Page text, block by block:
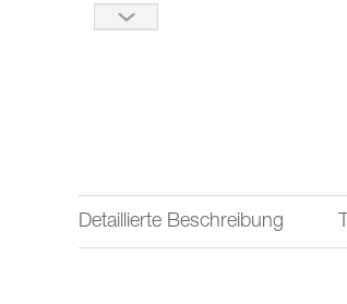
Detaillierte Beschreibung